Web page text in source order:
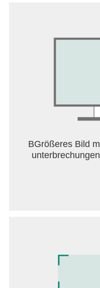
BGrößeres Bild